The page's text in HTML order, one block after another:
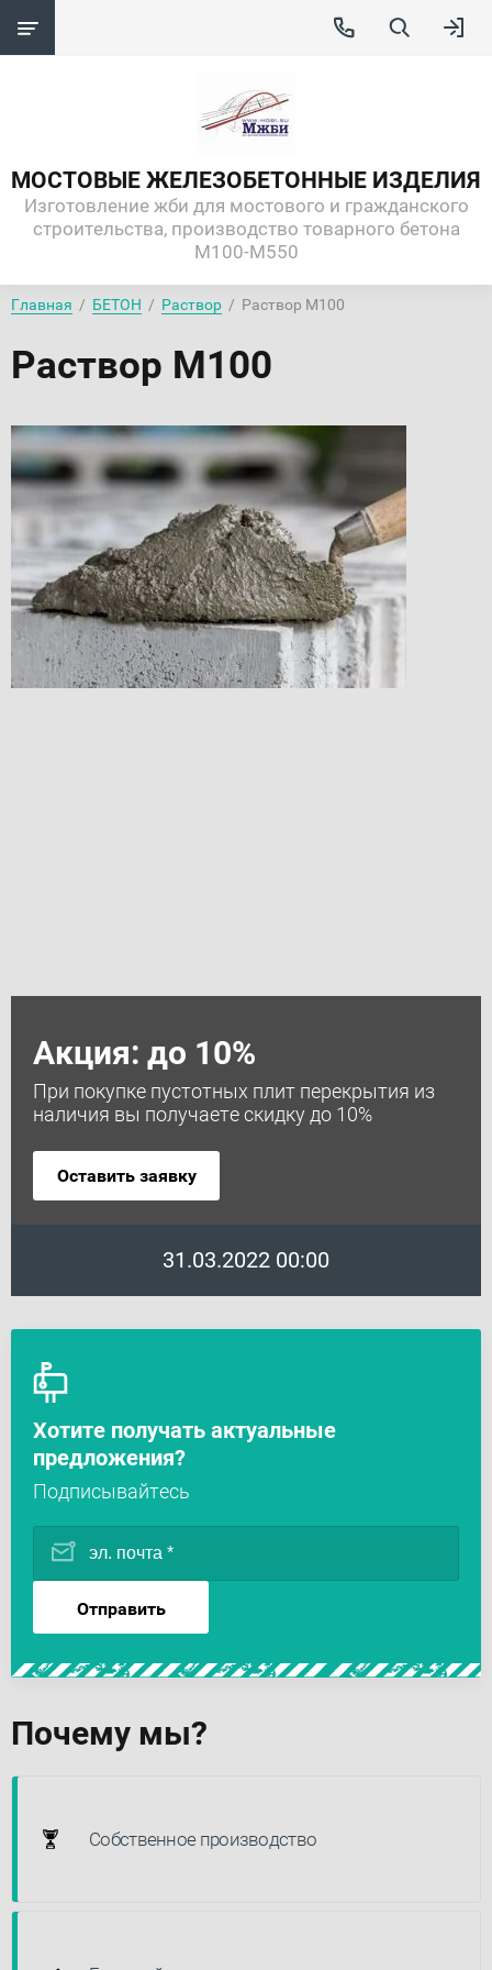
МОСТОВЫЕ ЖЕЛЕЗОБЕТОННЫЕ ИЗДЕЛИЯ
Изготовление жби для мостового и гражданского
строительства, производство товарного бетона
М100-М550
Акция: до 10%
При покупке пустотных плит перекрытия из
наличия вы получаете скидку до 10%
Оставить заявку
31.03.2022 00:00
Почему мы?
Собственное производство
Хотите получать актуальные
предложения?
Подписывайтесь
Отправить
Главная
  /
БЕТОН
  /
Раствор
  /  Раствор М100
Раствор М100